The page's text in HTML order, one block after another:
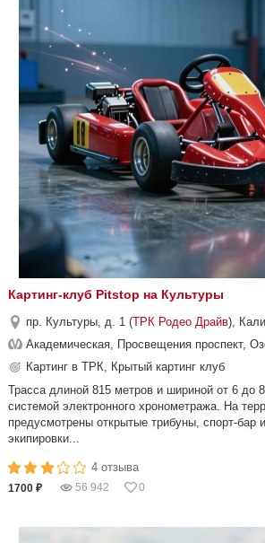
Картинг-клуб Pitstop на Культуры
пр. Культуры, д. 1 (ТРК Родео Драйв),
Академическая, Просвещения проспект,
Картинг в ТРК, Крытый картинг клуб
Трасса длиной 815 метров и шириной от 6 до
системой электронного хронометража. На
предусмотрены открытые трибуны, спорт-бар
экипировки...
4 отзыва
1700 ₽ 56 942 0